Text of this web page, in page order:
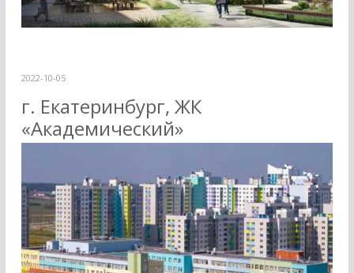
2022-10-05
г. Екатеринбург, ЖК
«Академический»